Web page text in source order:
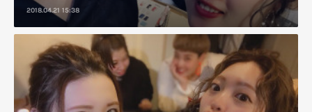
2018.04.21 15:38